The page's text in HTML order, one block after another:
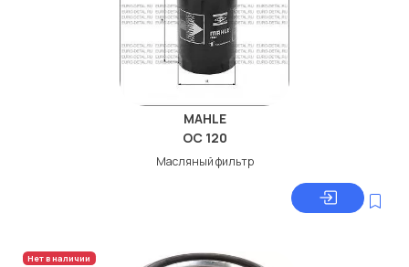
MAHLE
OC 120
Масляный фильтр
Нет в наличии